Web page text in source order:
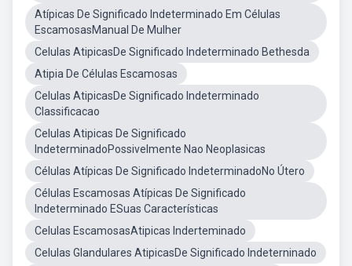
Atípicas De Significado Indeterminado Em Células
EscamosasManual De Mulher
Celulas AtipicasDe Significado Indeterminado Bethesda
Atipia De Células Escamosas
Celulas AtipicasDe Significado Indeterminado
Classificacao
Celulas Atipicas De Significado
IndeterminadoPossivelmente Nao Neoplasicas
Células Atípicas De Significado IndeterminadoNo Útero
Células Escamosas Atípicas De Significado
Indeterminado ESuas Características
Celulas EscamosasAtipicas Inderteminado
Celulas Glandulares AtipicasDe Significado Indeterninado